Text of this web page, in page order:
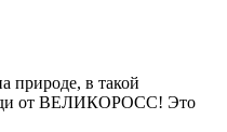
природе, в такой
от ВЕЛИКОРОСС! Это